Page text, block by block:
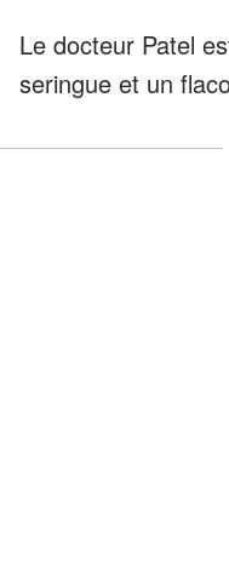
Le docteur Patel
seringue et un